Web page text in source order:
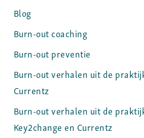
Blog
Burn-out coaching
Burn-out preventie
Burn-out verhalen uit de
Currentz
Burn-out verhalen uit de
Key2change en Currentz